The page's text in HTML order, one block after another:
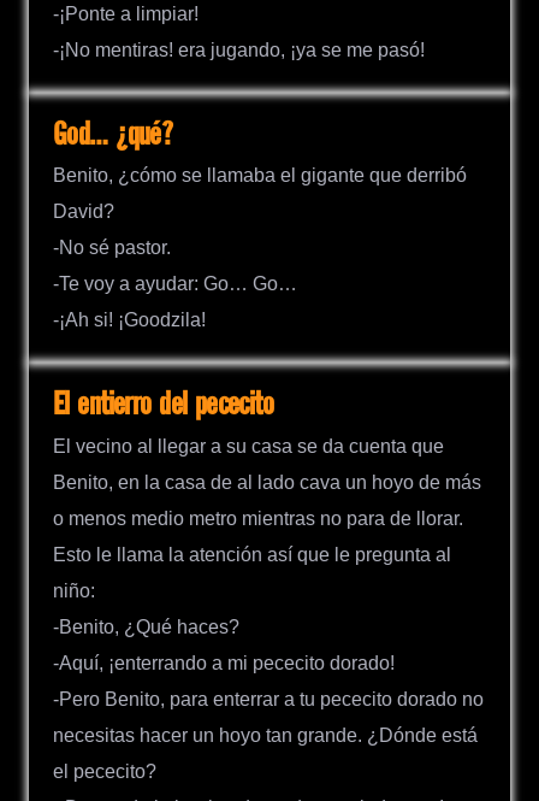
-¡Ponte a limpiar!
-¡No mentiras! era jugando, ¡ya se me pasó!
God… ¿qué?
Benito, ¿cómo se llamaba el gigante que derribó
David?
-No sé pastor.
-Te voy a ayudar: Go… Go…
-¡Ah si! ¡Goodzila!
El entierro del pececito
El vecino al llegar a su casa se da cuenta que
Benito, en la casa de al lado cava un hoyo de más
o menos medio metro mientras no para de llorar.
Esto le llama la atención así que le pregunta al
niño:
-Benito, ¿Qué haces?
-Aquí, ¡enterrando a mi pececito dorado!
-Pero Benito, para enterrar a tu pececito dorado no
necesitas hacer un hoyo tan grande. ¿Dónde está
el pececito?